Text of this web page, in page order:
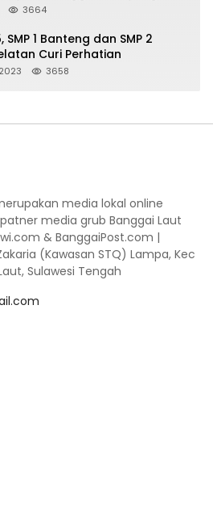
Bagini Kata Kapolres!
3664
SMP 1 Banteng dan SMP 2
Curi Perhatian
3658
merupakan media lokal online
media grub Banggai Laut
& BanggaiPost.com |
(Kawasan STQ) Lampa, Kec
Sulawesi Tengah